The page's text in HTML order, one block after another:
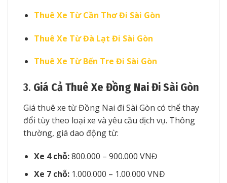
Thuê Xe Từ Cần Thơ Đi Sài Gòn
Thuê Xe Từ Đà Lạt Đi Sài Gòn
Thuê Xe Từ Bến Tre Đi Sài Gòn
3. Giá Cả Thuê Xe Đồng Nai Đi Sài Gòn
Giá thuê xe từ Đồng Nai đi Sài Gòn có thể thay
đổi tùy theo loại xe và yêu cầu dịch vụ. Thông
thường, giá dao động từ:
Xe 4 chỗ:800.000 – 900.000 VNĐ
Xe 7 chỗ:1.000.000 – 1.00.000 VNĐ